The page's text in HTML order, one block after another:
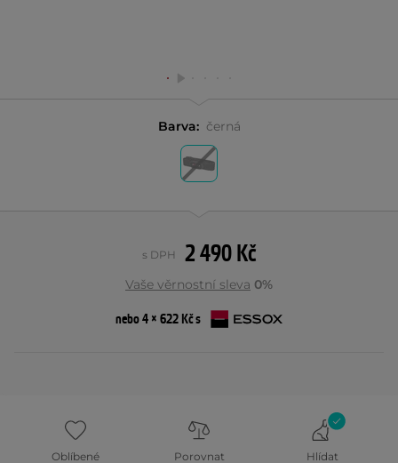
Barva: černá
2 490 Kč
s DPH
Vaše věrnostní sleva 0%
nebo 4 × 622 Kč s
Oblíbené Porovnat Hlídat